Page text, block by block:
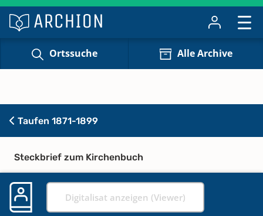
Ortssuche Alle Archive
Taufen 1871-1899
Steckbrief zum Kirchenbuch
Digitalisat anzeigen (Viewer)